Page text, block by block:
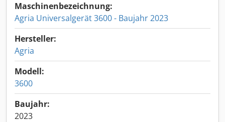
Maschinenbezeichnung:
Agria Universalgerät 3600 - Baujahr 2023
Hersteller:
Agria
Modell:
3600
Baujahr:
2023